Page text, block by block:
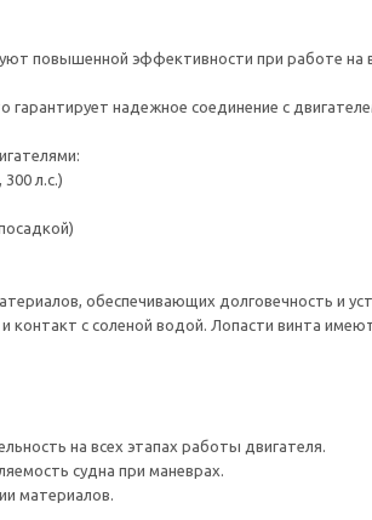
повышенной эффективности при работе на
гарантирует надежное соединение с
л.с.)
обеспечивающих долговечность и
контакт с соленой водой. Лопасти винта
на всех этапах работы двигателя.
судна при маневрах.
материалов.